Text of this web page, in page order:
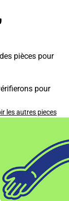
pièces pour
pour
les autres pieces